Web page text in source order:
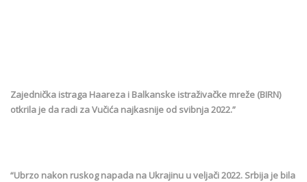
Zajednička istraga Haareza i Balkanske istraživačke mreže (BIRN)
otkrila je da radi za Vučića najkasnije od svibnja 2022.”
“Ubrzo nakon ruskog napada na Ukrajinu u veljači 2022. Srbija je bila